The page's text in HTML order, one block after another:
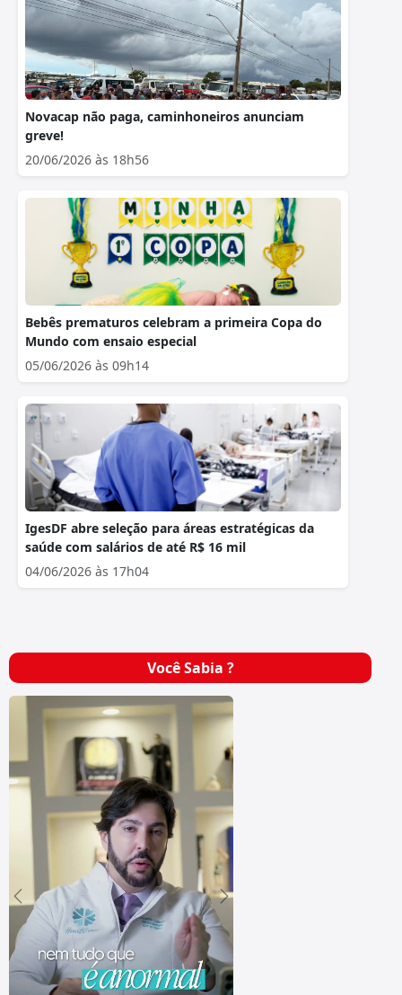
Novacap não paga, caminhoneiros anunciam
greve!
20/06/2026 às 18h56
Bebês prematuros celebram a primeira Copa do
Mundo com ensaio especial
05/06/2026 às 09h14
IgesDF abre seleção para áreas estratégicas da
saúde com salários de até R$ 16 mil
04/06/2026 às 17h04
Você Sabia ?